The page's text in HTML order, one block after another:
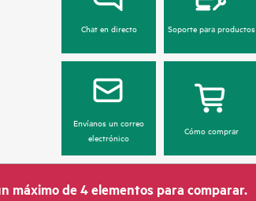
Chat en directo Soporte para productos
Envíanos un correo
electrónico
Cómo comprar
máximo de 4 elementos para comparar.